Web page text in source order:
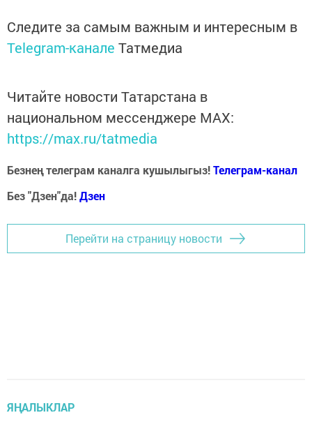
Следите за самым важным и интересным в
Telegram-канале Татмедиа
Читайте новости Татарстана в
национальном мессенджере MАХ:
https://max.ru/tatmedia
Безнең телеграм каналга кушылыгыз!Телеграм-канал
Без "Дзен"да!Дзен
Перейти на страницу новости
ЯҢАЛЫКЛАР